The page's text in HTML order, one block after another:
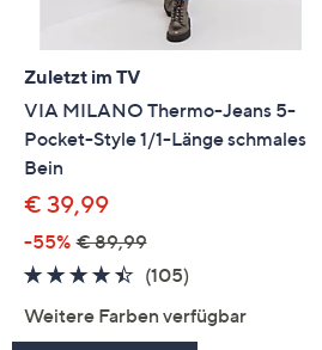
Zuletzt im TV
VIA MILANO Thermo-Jeans 5-
Pocket-Style 1/1-Länge schmales
Bein
€ 39,99
-55% € 89,99
4.4
(105)105
Weitere Farben verfügbar